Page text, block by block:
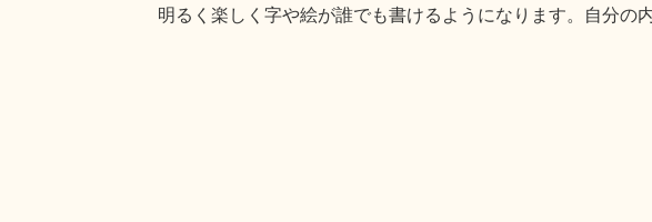
明るく楽しく字や絵が誰でも書けるようになります。自分の